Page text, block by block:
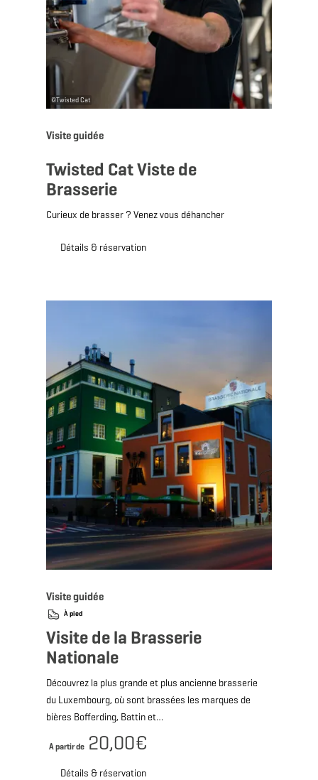
©Twisted Cat
Visite guidée
Twisted Cat Viste de
Brasserie
Curieux de brasser ? Venez vous déhancher
Détails & réservation
Visite guidée
À pied
Visite de la Brasserie
Nationale
Découvrez la plus grande et plus ancienne brasserie
du Luxembourg, où sont brassées les marques de
bières Bofferding, Battin et…
Détails & réservation
A partir de 20,00€